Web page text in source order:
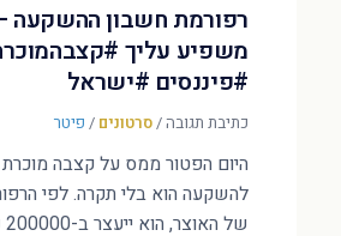
רפורמת חשבון ההשקעה
משפיע עליך
#פיננסים #ישראל
כתיבת תגובה/סרטונים / פיטר
היום הפטור ממס על קצבה
להשקעה הוא בלי תקרה. לפי